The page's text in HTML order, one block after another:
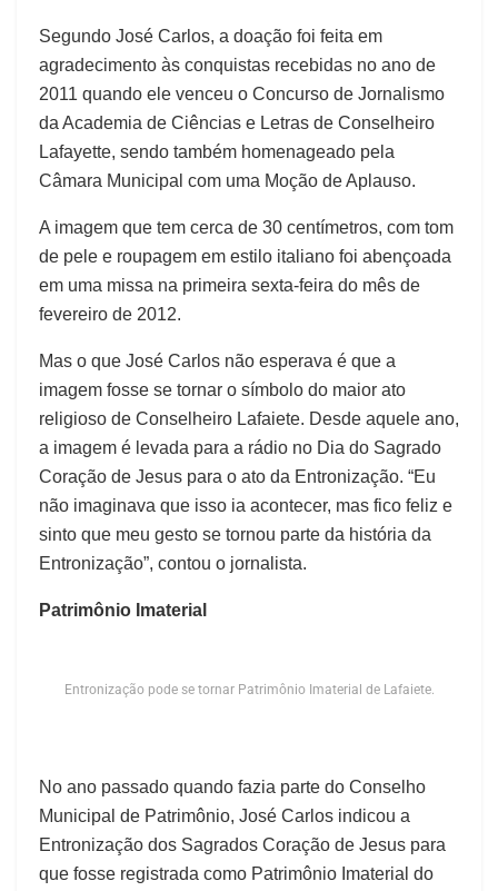
Segundo José Carlos, a doação foi feita em
agradecimento às conquistas recebidas no ano de
2011 quando ele venceu o Concurso de Jornalismo
da Academia de Ciências e Letras de Conselheiro
Lafayette, sendo também homenageado pela
Câmara Municipal com uma Moção de Aplauso.
A imagem que tem cerca de 30 centímetros, com tom
de pele e roupagem em estilo italiano foi abençoada
em uma missa na primeira sexta-feira do mês de
fevereiro de 2012.
Mas o que José Carlos não esperava é que a
imagem fosse se tornar o símbolo do maior ato
religioso de Conselheiro Lafaiete. Desde aquele ano,
a imagem é levada para a rádio no Dia do Sagrado
Coração de Jesus para o ato da Entronização. “Eu
não imaginava que isso ia acontecer, mas fico feliz e
sinto que meu gesto se tornou parte da história da
Entronização”, contou o jornalista.
Patrimônio Imaterial
Entronização pode se tornar Patrimônio Imaterial de Lafaiete.
No ano passado quando fazia parte do Conselho
Municipal de Patrimônio, José Carlos indicou a
Entronização dos Sagrados Coração de Jesus para
que fosse registrada como Patrimônio Imaterial do